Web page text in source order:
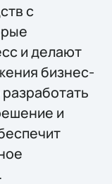
с
и делают
бизнес-
и